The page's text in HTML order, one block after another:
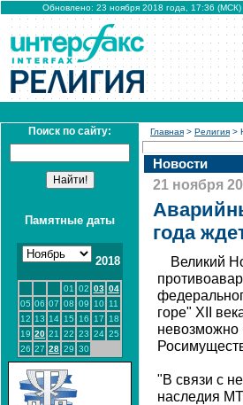
Обновлено: 23 ноября 2018 года, 17:36 (МСК)
Поиск по сайту:
Памятные даты
2018
01 02 03 04
05 06 07 08 09 10
11
12 13 14 15 16 17
18
19 20 21 22 23 24 25
26 27 28 29 30
Главная > Религия >
Новости
21 ноября
года
Великий
горе" XII
невозможно
"В связи с
наследия